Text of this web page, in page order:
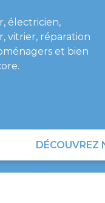
électricien,
vitrier, réparation
et bien
DÉCOUVREZ